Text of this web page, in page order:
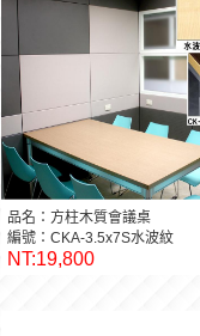
品名：方柱木質會議桌
編號：CKA-3.5x7S水波紋
NT:19,800